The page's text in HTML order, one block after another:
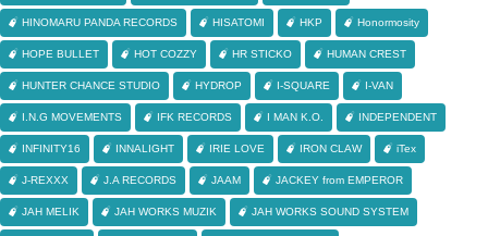
HINOMARU PANDA RECORDS HISATOMI HKP Honormosity
HOPE BULLET HOT COZZY HR STICKO HUMAN CREST
HUNTER CHANCE STUDIO HYDROP I-SQUARE I-VAN
I.N.G MOVEMENTS IFK RECORDS I MAN K.O. INDEPENDENT
INFINITY16 INNALIGHT IRIE LOVE IRON CLAW iTex
J-REXXX J.A RECORDS JAAM JACKEY from EMPEROR
JAH MELIK JAH WORKS MUZIK JAH WORKS SOUND SYSTEM